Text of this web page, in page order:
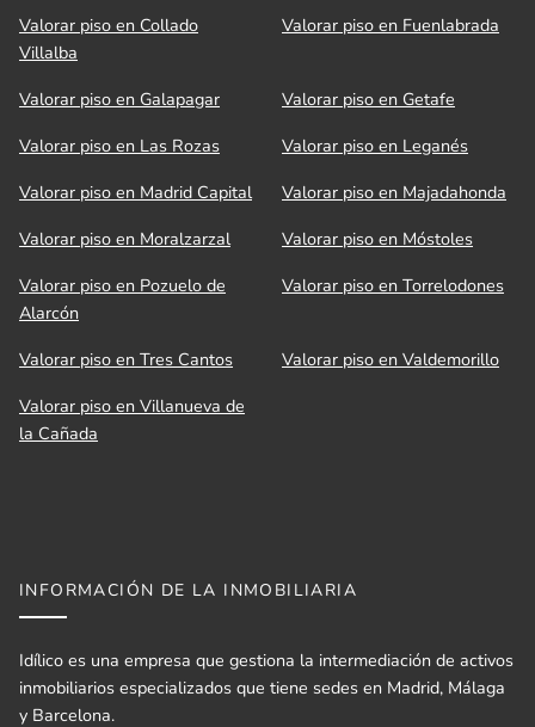
Valorar piso en Collado
Villalba
Valorar piso en Fuenlabrada
Valorar piso en Galapagar
Valorar piso en Getafe
Valorar piso en Las Rozas
Valorar piso en Leganés
Valorar piso en Madrid Capital
Valorar piso en Majadahonda
Valorar piso en Moralzarzal
Valorar piso en Móstoles
Valorar piso en Pozuelo de
Alarcón
Valorar piso en Torrelodones
Valorar piso en Tres Cantos
Valorar piso en Valdemorillo
Valorar piso en Villanueva de
la Cañada
INFORMACIÓN DE LA INMOBILIARIA
Idílico es una empresa que gestiona la intermediación de activos
inmobiliarios especializados que tiene sedes en Madrid, Málaga
y Barcelona.